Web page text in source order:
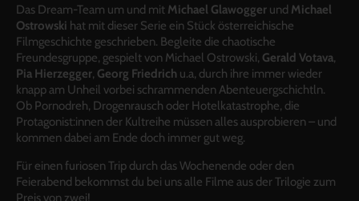
Das Dream-Team um und mit Michael Glawogger und Michael
Ostrowski hat mit dieser Serie ein Stück österreichische
Filmgeschichte geschrieben. Begleite die chaotische
Freundesgruppe, gespielt von Michael Ostrowski, Gerald Votava,
Pia Hierzegger, Georg Friedrich u.a, durch ihre immer wieder
knapp am Unheil vorbei schrammenden Abenteuergschichtln.
Ob Pornodreh, Drogenrausch oder Hotelkatastrophe, die
Protagonist:innen der Kultreihe müssen alles ausprobieren – und
kommen dabei am Ende doch immer gut weg.
Für einen furiosen Trip durch das Wochenende oder den
Feierabend bekommst du bei uns alle Filme aus der Trilogie zum
Preis von zwei!